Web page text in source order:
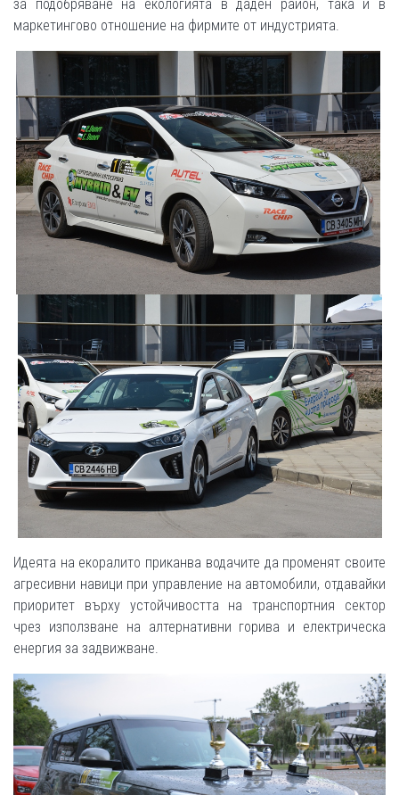
за подобряване на екологията в даден район, така и в
маркетингово отношение на фирмите от индустрията.
Идеята на екоралито приканва водачите да променят своите
агресивни навици при управление на автомобили, отдавайки
приоритет върху устойчивостта на транспортния сектор
чрез използване на алтернативни горива и електрическа
енергия за задвижване.